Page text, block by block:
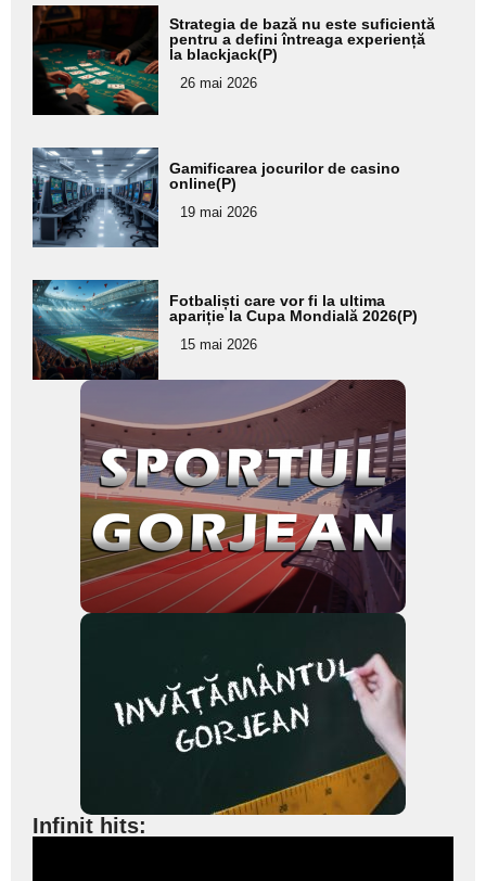
Adaugă
aici textul
pentru
subtitlu
Strategia de bază nu este suficientă
pentru a defini întreaga experiență
la blackjack(P)
26 mai 2026
Adaugă
aici textul
pentru
subtitlu
Gamificarea jocurilor de casino
online(P)
19 mai 2026
Adaugă
aici textul
pentru
subtitlu
Fotbaliști care vor fi la ultima
apariție la Cupa Mondială 2026(P)
15 mai 2026
Infinit hits: